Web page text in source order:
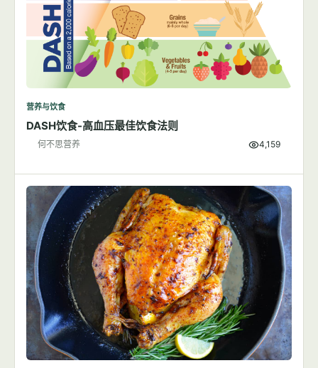
营养与饮食
DASH饮食-高血压最佳饮食法则
何不思营养 4,159